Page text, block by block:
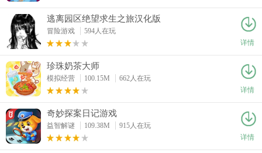
逃离园区绝望求生之旅汉化版
冒险游戏
594人在玩
详情
珍珠奶茶大师
模拟经营 100.15M
662人在玩
详情
奇妙探案日记游戏
益智解谜 109.38M
915人在玩
详情